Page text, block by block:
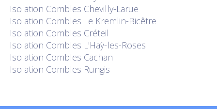
Isolation Combles Chevilly-Larue
Isolation Combles Le Kremlin-Bicêtre
Isolation Combles Créteil
Isolation Combles L'Haÿ-les-Roses
Isolation Combles Cachan
Isolation Combles Rungis